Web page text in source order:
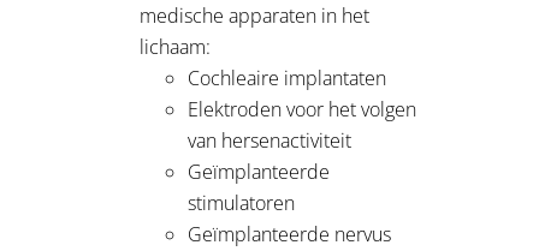
medische apparaten in het
lichaam:
Cochleaire implantaten
Elektroden voor het volgen
van hersenactiviteit
Geïmplanteerde
stimulatoren
Geïmplanteerde nervus